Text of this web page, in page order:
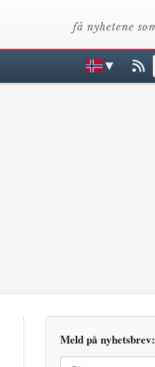
få nyhetene
▼
Meld på nyhetsbrev: